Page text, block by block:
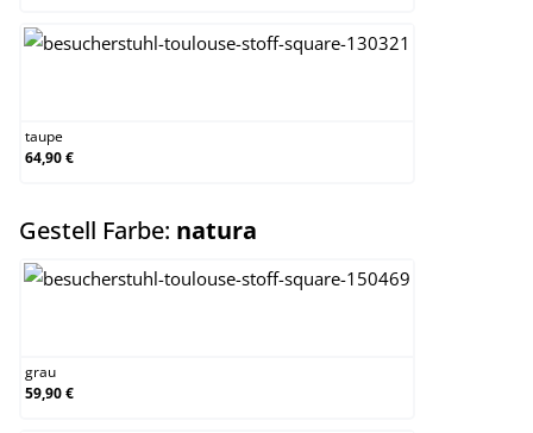
taupe
64,90 €
Gestell Farbe: natura
grau
59,90 €